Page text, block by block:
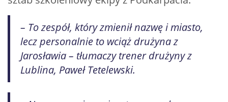
– To zespół, który zmienił nazwę i miasto,
lecz personalnie to wciąż drużyna z
Jarosławia – tłumaczy trener drużyny z
Lublina, Paweł Tetelewski.